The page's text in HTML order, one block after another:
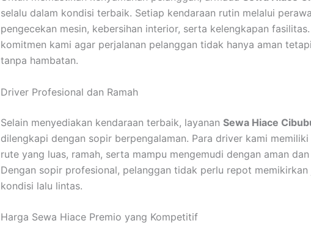
selalu dalam kondisi terbaik. Setiap kendaraan rutin melalui
pengecekan mesin, kebersihan interior, serta kelengkapan
komitmen kami agar perjalanan pelanggan tidak hanya aman
tanpa hambatan.
Driver Profesional dan Ramah
Selain menyediakan kendaraan terbaik, layanan Sewa Hiace
dilengkapi dengan sopir berpengalaman. Para driver kami memiliki
rute yang luas, ramah, serta mampu mengemudi dengan aman dan
Dengan sopir profesional, pelanggan tidak perlu repot memikirkan
kondisi lalu lintas.
Harga Sewa Hiace Premio yang Kompetitif